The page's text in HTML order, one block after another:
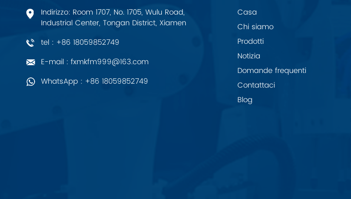
YORK
7OCEAN
Indirizzo: Room 1707, No. 1705, Wulu Road,
Industrial Center, Tongan District, Xiamen
tel : +86 18059852749
E-mail : fxmkfm999@163.com
WhatsApp : +86 18059852749
Casa
Chi siamo
Prodotti
Notizia
Domande frequenti
Contattaci
Blog